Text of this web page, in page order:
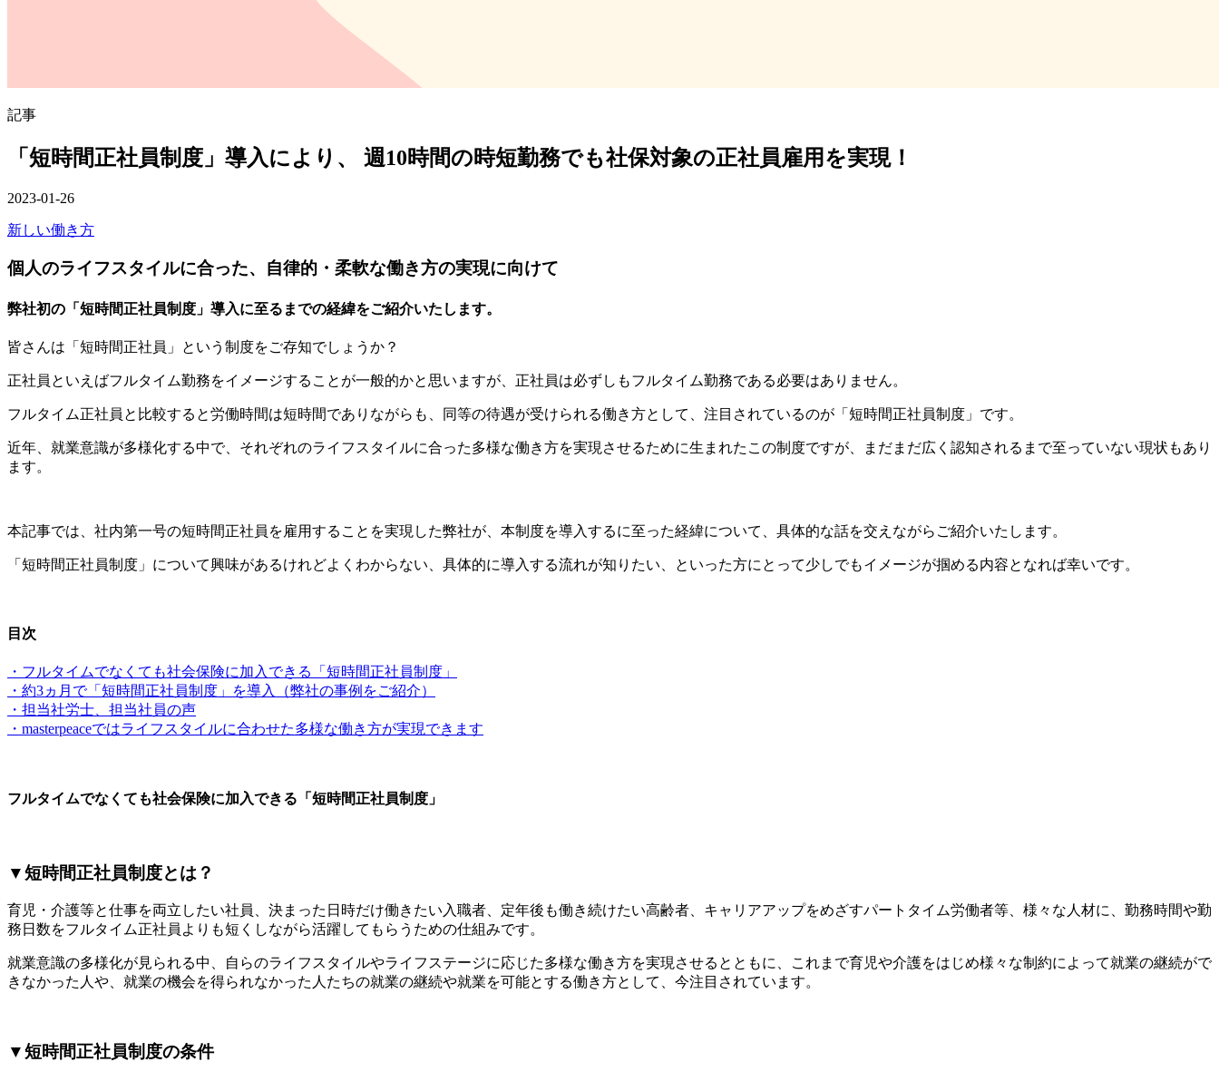
記事
「短時間正社員制度」導入により、 週10時間の時短勤務でも社保対象の正社員雇用を実現！
2023-01-26
新しい働き方
個人のライフスタイルに合った、自律的・柔軟な働き方の実現に向けて
弊社初の「短時間正社員制度」導入に至るまでの経緯をご紹介いたします。
皆さんは「短時間正社員」という制度をご存知でしょうか？
正社員といえばフルタイム勤務をイメージすることが一般的かと思いますが、正社員は必ずしもフルタイム勤務である必要はありません。
フルタイム正社員と比較すると労働時間は短時間でありながらも、同等の待遇が受けられる働き方として、注目されているのが「短時間正社員制度」です。
近年、就業意識が多様化する中で、それぞれのライフスタイルに合った多様な働き方を実現させるために生まれたこの制度ですが、まだまだ広く認知されるまで至っていない現状もあり
ます。
本記事では、社内第一号の短時間正社員を雇用することを実現した弊社が、本制度を導入するに至った経緯について、具体的な話を交えながらご紹介いたします。
「短時間正社員制度」について興味があるけれどよくわからない、具体的に導入する流れが知りたい、といった方にとって少しでもイメージが掴める内容となれば幸いです。
目次
・フルタイムでなくても社会保険に加入できる「短時間正社員制度」
・約3ヵ月で「短時間正社員制度」を導入（弊社の事例をご紹介）
・担当社労士、担当社員の声
・masterpeaceではライフスタイルに合わせた多様な働き方が実現できます
フルタイムでなくても社会保険に加入できる「短時間正社員制度」
▼短時間正社員制度とは？
育児・介護等と仕事を両立したい社員、決まった日時だけ働きたい入職者、定年後も働き続けたい高齢者、キャリアアップをめざすパートタイム労働者等、様々な人材に、勤務時間や勤
務日数をフルタイム正社員よりも短くしながら活躍してもらうための仕組みです。
就業意識の多様化が見られる中、自らのライフスタイルやライフステージに応じた多様な働き方を実現させるとともに、これまで育児や介護をはじめ様々な制約によって就業の継続がで
きなかった人や、就業の機会を得られなかった人たちの就業の継続や就業を可能とする働き方として、今注目されています。
▼短時間正社員制度の条件